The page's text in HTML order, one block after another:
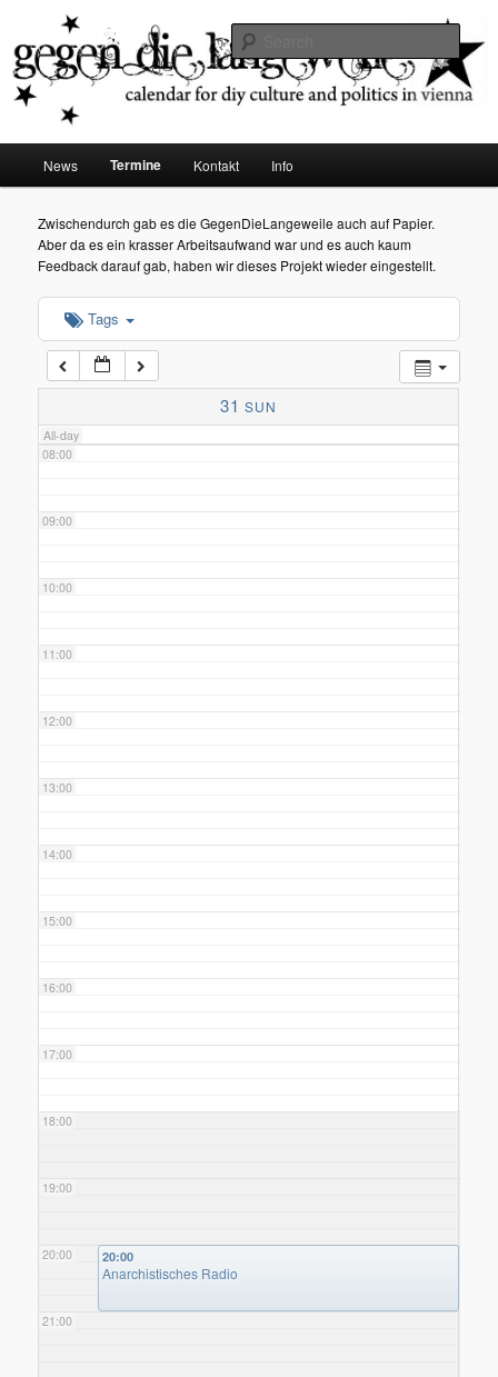
Gegen die Langeweile
diy dates vienna
Skip
to
primary
content
News Termine Kontakt Info
Zwischendurch gab es die GegenDieLangeweile auch auf Papier.
Aber da es ein krasser Arbeitsaufwand war und es auch kaum
Feedback darauf gab, haben wir dieses Projekt wieder eingestellt.
Tags
31 SUN
All-day
02:00
03:00
04:00
05:00
06:00
07:00
08:00
09:00
10:00
11:00
12:00
13:00
14:00
15:00
16:00
17:00
18:00
19:00
20:00
21:00
20:00
Anarchistisches Radio